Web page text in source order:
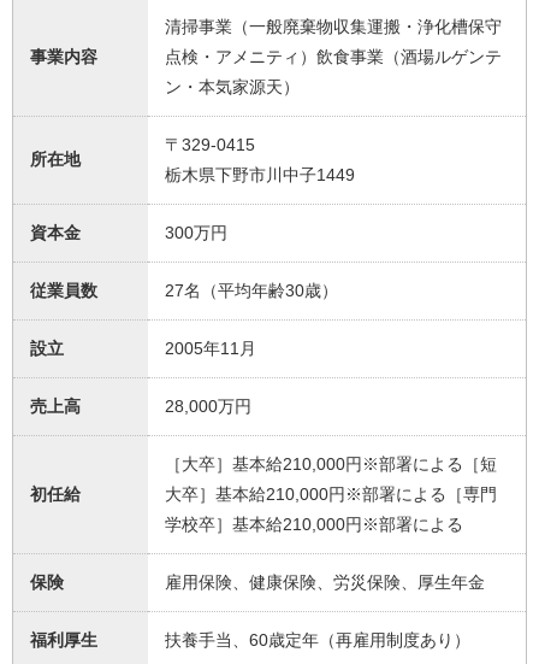
事業内容
清掃事業（一般廃棄物収集運搬・浄化槽保守
点検・アメニティ）飲食事業（酒場ルゲンテ
ン・本気家源天）
所在地
〒329-0415
栃木県下野市川中子1449
資本金 300万円
従業員数 27名（平均年齢30歳）
設立 2005年11月
売上高 28,000万円
初任給
［大卒］基本給210,000円※部署による［短
大卒］基本給210,000円※部署による［専門
学校卒］基本給210,000円※部署による
保険 雇用保険、健康保険、労災保険、厚生年金
福利厚生 扶養手当、60歳定年（再雇用制度あり）